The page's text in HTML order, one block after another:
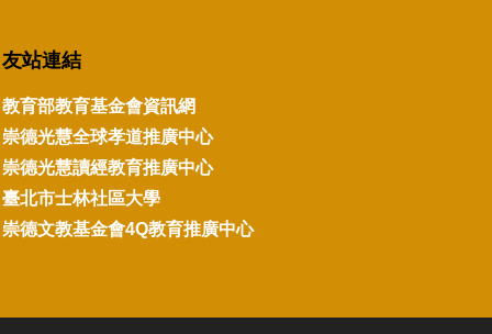
友站連結
教育部教育基金會資訊網
崇德光慧全球孝道推廣中心
崇德光慧讀經教育推廣中心
臺北市士林社區大學
崇德文教基金會4Q教育推廣中心